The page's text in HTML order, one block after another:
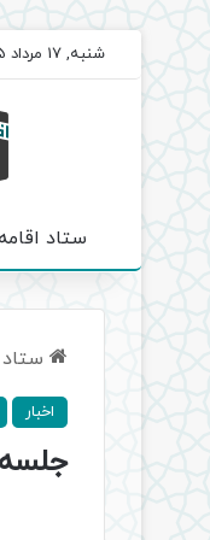
شنبه, 17 مرداد 1405
ستاد
ستاد
اخبار
جلسه